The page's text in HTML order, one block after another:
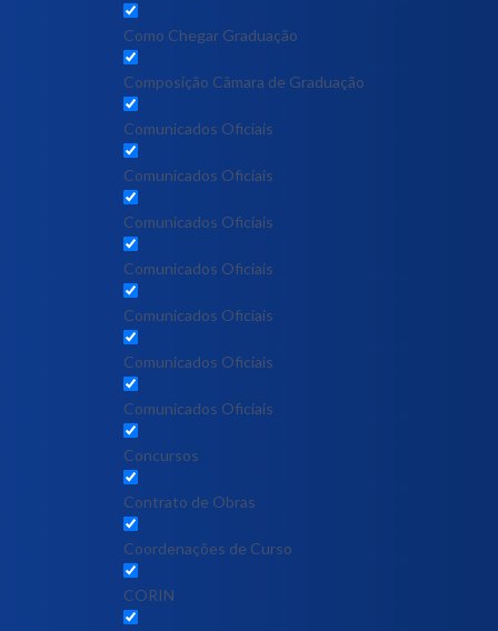
Como Chegar Graduação
Composição Câmara de Graduação
Comunicados Oficiais
Comunicados Oficiais
Comunicados Oficiais
Comunicados Oficiais
Comunicados Oficiais
Comunicados Oficiais
Comunicados Oficiais
Concursos
Contrato de Obras
Coordenações de Curso
CORIN